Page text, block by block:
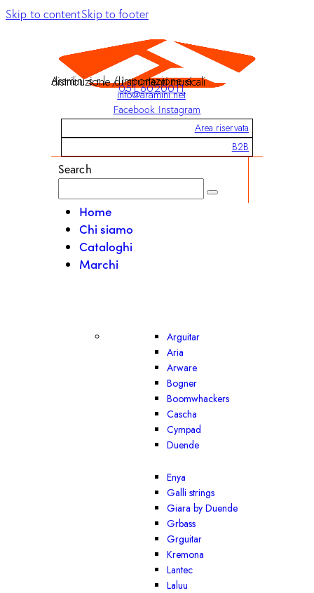
Skip to contentSkip to footer
Aramini s.r.l. / Importazione e distribuzione di strumenti musicali
051 6020011
info@aramini.net
Facebook Instagram
Area riservata
B2B
Search
Home
Chi siamo
Cataloghi
Marchi
Arguitar
Aria
Arware
Bogner
Boomwhackers
Cascha
Cympad
Duende
Enya
Galli strings
Giara by Duende
Grbass
Grguitar
Kremona
Lantec
Laluu